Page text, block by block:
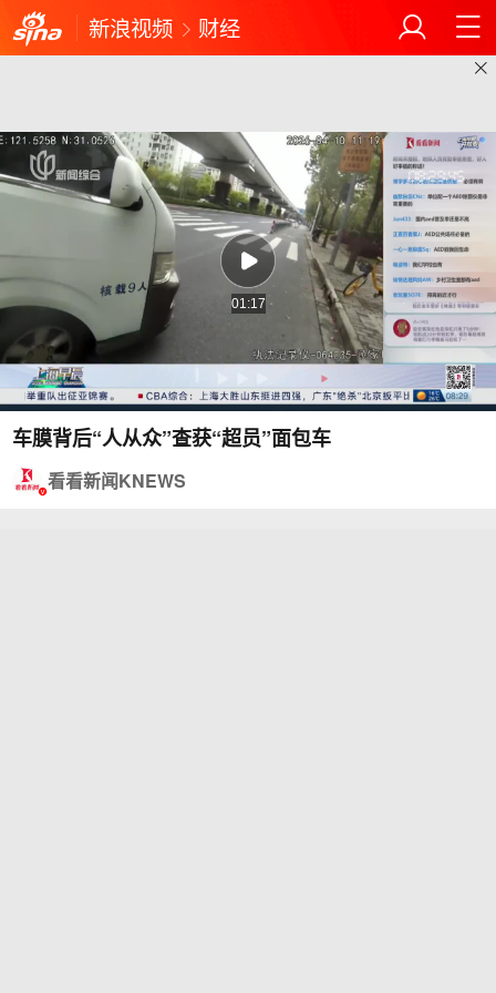
新浪视频 财经
01:17
车膜背后“人从众”查获“超员”面包车
看看新闻KNEWS